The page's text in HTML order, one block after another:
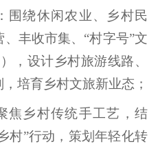
围绕休闲农业、乡村民
丰收市集、“村字号”文
，设计乡村旅游线路、
培育乡村文旅新业态；
焦乡村传统手工艺，结
村”行动，策划年轻化转